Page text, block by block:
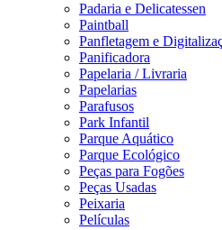
Padaria e Delicatessen
Paintball
Panfletagem e
Panificadora
Papelaria / Livraria
Papelarias
Parafusos
Park Infantil
Parque Aquático
Parque Ecológico
Peças para Fogões
Peças Usadas
Peixaria
Películas